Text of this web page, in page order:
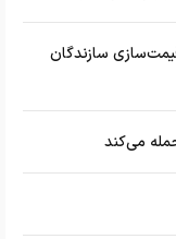
سازندگان